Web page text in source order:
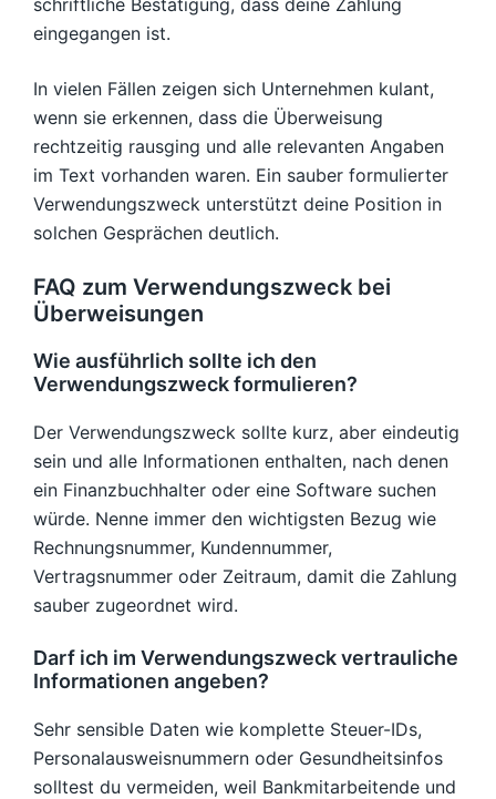
schriftliche Bestätigung, dass deine Zahlung
eingegangen ist.
In vielen Fällen zeigen sich Unternehmen kulant,
wenn sie erkennen, dass die Überweisung
rechtzeitig rausging und alle relevanten Angaben
im Text vorhanden waren. Ein sauber formulierter
Verwendungszweck unterstützt deine Position in
solchen Gesprächen deutlich.
FAQ zum Verwendungszweck bei
Überweisungen
Wie ausführlich sollte ich den
Verwendungszweck formulieren?
Der Verwendungszweck sollte kurz, aber eindeutig
sein und alle Informationen enthalten, nach denen
ein Finanzbuchhalter oder eine Software suchen
würde. Nenne immer den wichtigsten Bezug wie
Rechnungsnummer, Kundennummer,
Vertragsnummer oder Zeitraum, damit die Zahlung
sauber zugeordnet wird.
Darf ich im Verwendungszweck vertrauliche
Informationen angeben?
Sehr sensible Daten wie komplette Steuer-IDs,
Personalausweisnummern oder Gesundheitsinfos
solltest du vermeiden, weil Bankmitarbeitende und